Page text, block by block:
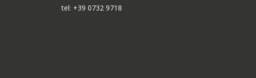
tel: +39 0732 9718